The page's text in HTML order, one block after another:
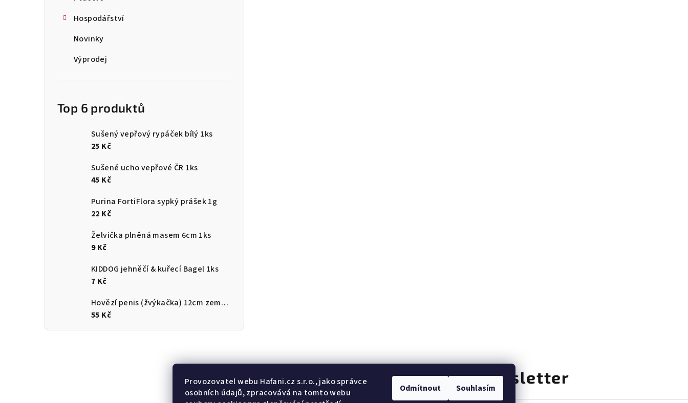
Provozovatel webu Hafani.cz s.r.o., jako správce
osobních údajů, zpracovává na tomto webu
Odmítnout Souhlasím
Hospodářství
Novinky
Výprodej
Top 6 produktů
Sušený vepřový rypáček bílý 1ks
25 Kč
Sušené ucho vepřové ČR 1ks
45 Kč
Purina FortiFlora sypký prášek 1g
22 Kč
Želvička plněná masem 6cm 1ks
9 Kč
KIDDOG jehněčí & kuřecí Bagel 1ks
7 Kč
Hovězí penis (žvýkačka) 12cm země původu ČR
55 Kč
Odebírat newsletter